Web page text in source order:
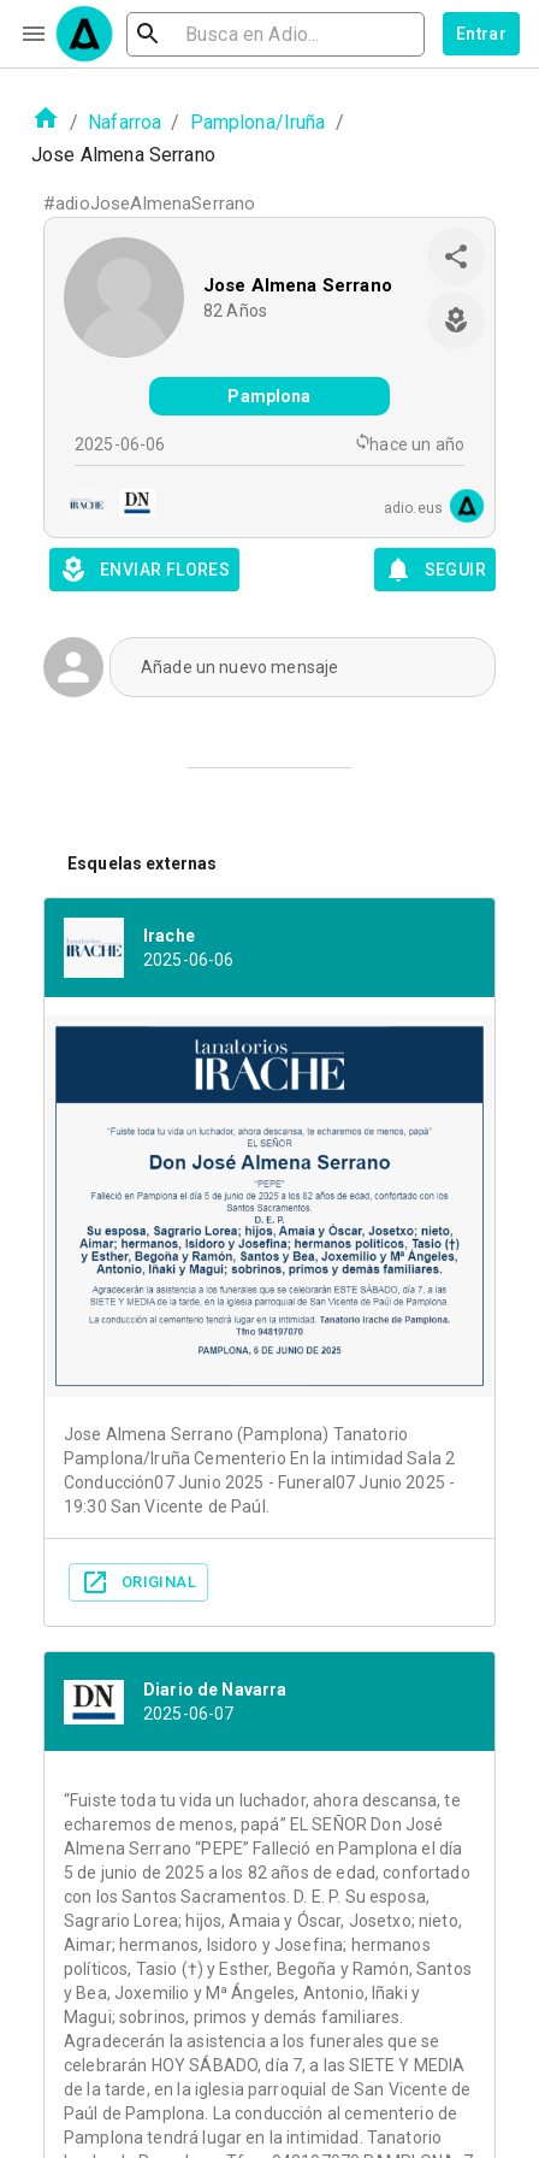
Entrar
/ Nafarroa / Pamplona/Iruña /
Jose Almena Serrano
#adioJoseAlmenaSerrano
Jose Almena Serrano
82 Años
Pamplona
2025-06-06 hace un año
adio.eus
ENVIAR FLORES SEGUIR
Añade un nuevo mensaje
Esquelas externas
Irache
2025-06-06
Jose Almena Serrano (Pamplona) Tanatorio
Pamplona/Iruña Cementerio En la intimidad Sala 2
Conducción07 Junio 2025 - Funeral07 Junio 2025 -
19:30 San Vicente de Paúl.
ORIGINAL
Diario de Navarra
2025-06-07
“Fuiste toda tu vida un luchador, ahora descansa, te
echaremos de menos, papá” EL SEÑOR Don José
Almena Serrano “PEPE” Falleció en Pamplona el día
5 de junio de 2025 a los 82 años de edad, confortado
con los Santos Sacramentos. D. E. P. Su esposa,
Sagrario Lorea; hijos, Amaia y Óscar, Josetxo; nieto,
Aimar; hermanos, Isidoro y Josefina; hermanos
políticos, Tasio (†) y Esther, Begoña y Ramón, Santos
y Bea, Joxemilio y Mª Ángeles, Antonio, Iñaki y
Magui; sobrinos, primos y demás familiares.
Agradecerán la asistencia a los funerales que se
celebrarán HOY SÁBADO, día 7, a las SIETE Y MEDIA
de la tarde, en la iglesia parroquial de San Vicente de
Paúl de Pamplona. La conducción al cementerio de
Pamplona tendrá lugar en la intimidad. Tanatorio